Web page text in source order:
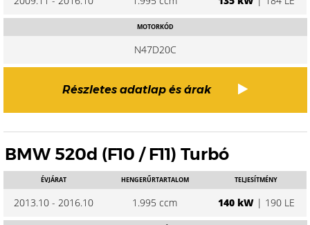
MOTORKÓD
N47D20C
Részletes adatlap és árak
BMW 520d (F10 / F11) Turbó
ÉVJÁRAT
2013.10 - 2016.10
HENGERŰRTARTALOM
1.995 ccm
TELJESÍTMÉNY
140 kW| 190 LE